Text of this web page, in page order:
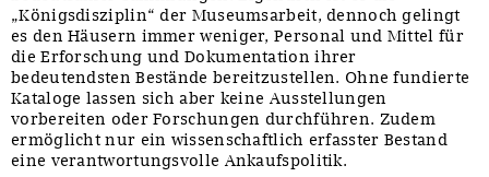
„Königsdisziplin“ der Museumsarbeit, dennoch gelingt
es den Häusern immer weniger, Personal und Mittel für
die Erforschung und Dokumentation ihrer
bedeutendsten Bestände bereitzustellen. Ohne fundierte
Kataloge lassen sich aber keine Ausstellungen
vorbereiten oder Forschungen durchführen. Zudem
ermöglicht nur ein wissenschaftlich erfasster Bestand
eine verantwortungsvolle Ankaufspolitik.